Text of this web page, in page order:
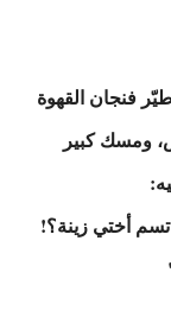
فنجان القهوة
ومسك كبير
أختي زينة؟!